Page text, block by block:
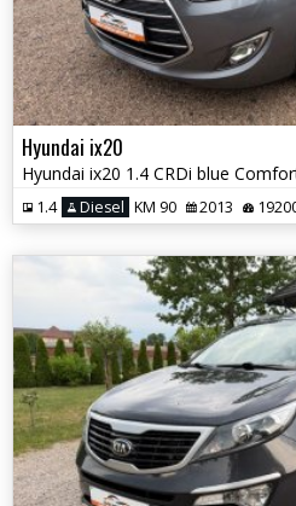
Hyundai ix20
Hyundai ix20 1.4 CRDi blue
1.4 Diesel KM 90 2013